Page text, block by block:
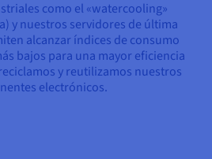
como el «watercooling»
y nuestros servidores de última
alcanzar índices de consumo
bajos para una mayor eficiencia
y reutilizamos nuestros
electrónicos.